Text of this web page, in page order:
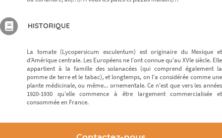
HISTORIQUE
La tomate (Lycopersicum esculentum) est originaire du Mexique et
d'Amérique centrale. Les Européens ne l'ont connue qu'au XVIe siècle. Elle
appartient à la famille des solanacées (qui comprend également la
pomme de terre et le tabac), et longtemps, on l'a considérée comme une
plante médicinale, ou même... ornementale. Ce n'est que vers les années
1920-1930 qu'elle commence à être largement commercialisée et
consommée en France.